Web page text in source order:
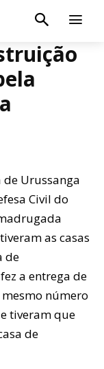
Urussanga
Civil do
as casas
de
a entrega de
número
tiveram que
de